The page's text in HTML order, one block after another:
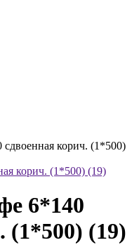
сдвоенная корич. (1*500)
6*140
(1*500) (19)